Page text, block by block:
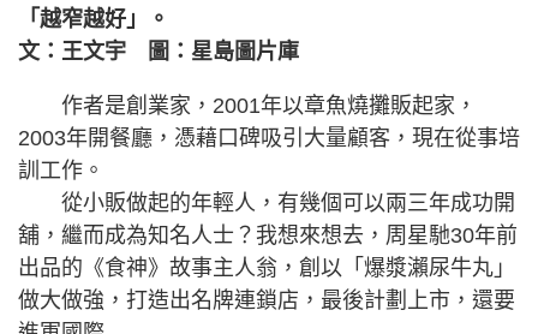
「越窄越好」。
文：王文宇 圖：星島圖片庫
作者是創業家，2001年以章魚燒攤販起家，
2003年開餐廳，憑藉口碑吸引大量顧客，現在從事培
訓工作。
從小販做起的年輕人，有幾個可以兩三年成功開
舖，繼而成為知名人士？我想來想去，周星馳30年前
出品的《食神》故事主人翁，創以「爆漿瀨尿牛丸」
做大做強，打造出名牌連鎖店，最後計劃上市，還要